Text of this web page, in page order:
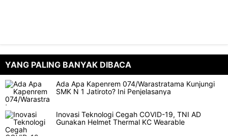
YANG PALING BANYAK DIBACA
Ada Apa Kapenrem 074/Warastratama Kunjungi
SMK N 1 Jatiroto? Ini Penjelasanya
Inovasi Teknologi Cegah COVID-19, TNI AD
Gunakan Helmet Thermal KC Wearable